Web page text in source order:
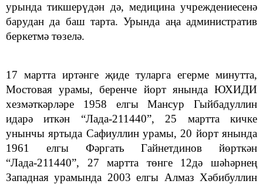
урында тикшерүдән дә, медицина учреждениесенә
барудан да баш тарта. Урында аңа административ
беркетмә төзелә.
17 мартта иртәнге җиде туларга егерме минутта,
Мостовая урамы, беренче йорт янында ЮХИДИ
хезмәткәрләре 1958 елгы Мансур Гыйбадуллин
идарә иткән “Лада-211440”, 25 мартта кичке
унынчы яртыда Сафиуллин урамы, 20 йорт янында
1961 елгы Фәргать Гайнетдинов йөрткән
“Лада-211440”, 27 мартта төнге 12дә шәһәрнең
Западная урамында 2003 елгы Алмаз Хәбибуллин